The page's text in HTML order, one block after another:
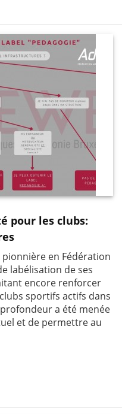
pour les clubs:
pionnière en Fédération
labélisation de ses
encore renforcer
sportifs actifs dans
a été menée
et de permettre au